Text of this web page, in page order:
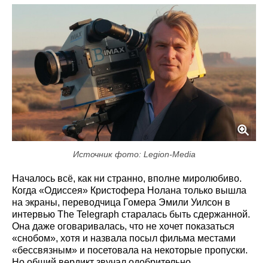
Источник фото: Legion-Media
Началось всё, как ни странно, вполне миролюбиво.
Когда «Одиссея» Кристофера Нолана только вышла
на экраны, переводчица Гомера Эмили Уилсон в
интервью The Telegraph старалась быть сдержанной.
Она даже оговаривалась, что не хочет показаться
«снобом», хотя и назвала посыл фильма местами
«бессвязным» и посетовала на некоторые пропуски.